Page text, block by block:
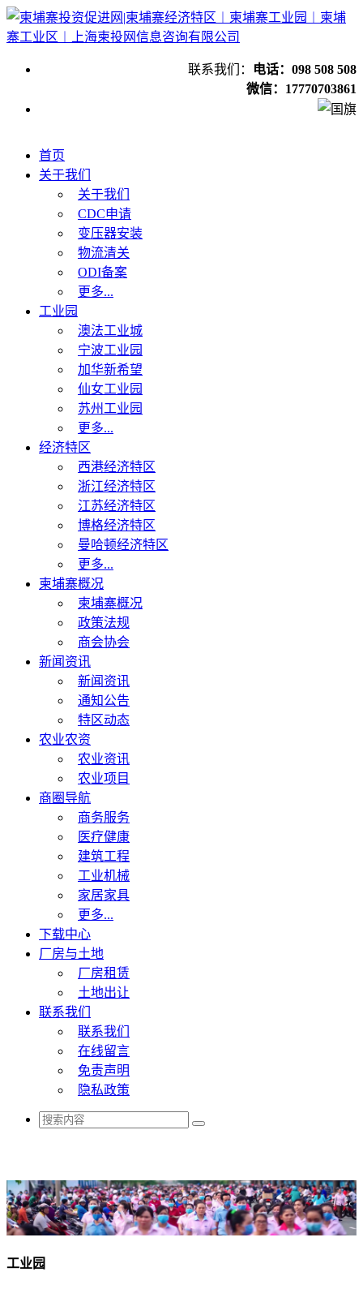
联系我们：
电话：098 508 508
微信：17770703861
首页
关于我们
关于我们
CDC申请
变压器安装
物流清关
ODI备案
更多...
工业园
澳法工业城
宁波工业园
加华新希望
仙女工业园
苏州工业园
更多...
经济特区
西港经济特区
浙江经济特区
江苏经济特区
博格经济特区
曼哈顿经济特区
更多...
柬埔寨概况
柬埔寨概况
政策法规
商会协会
新闻资讯
新闻资讯
通知公告
特区动态
农业农资
农业资讯
农业项目
商圈导航
商务服务
医疗健康
建筑工程
工业机械
家居家具
更多...
下载中心
厂房与土地
厂房租赁
土地出让
联系我们
联系我们
在线留言
免责声明
隐私政策
工业园